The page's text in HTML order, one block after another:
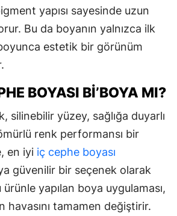
yapısı sayesinde uzun
Bu da boyanın yalnızca ilk
estetik bir görünüm
BOYASI BI’BOYA MI?
silinebilir yüzey, sağlığa duyarlı
renk performansı bir
en iyi iç cephe boyası
güvenilir bir seçenek olarak
yapılan boya uygulaması,
havasını tamamen değiştirir.